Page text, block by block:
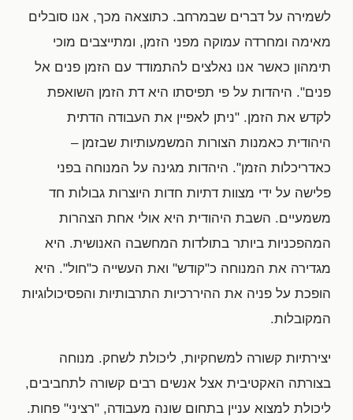
לשמירה על דברים שבמרחב. כתוצאה מכך, אנו סובלים
מאימה ומחרדה עמוקה מפני הזמן, ומתייצבים מוכי
תימהון כאשר אנו נאלצים להתמודד עם הזמן פנים אל
פנים". היהדות על פי תפיסתו היא דת הזמן השואפת
לקדש את הזמן. "ניתן לאפיין את העבודה הדתית
היהודית כאמנות הצורות המשמעותיות שבזמן –
כאדריכלות הזמן". היהדות מגינה על המנוחה בפני
פלישה על ידי מצוות דתיות חדות היוצרות גבולות חד
משמעיים. השבת היהודית היא אולי אחת הצהרות
המהפכניות ביותר בתולדות המחשבה האנושית. היא
מגדירה את המנוחה כ"קודש" ואת העשייה כ"חול". היא
הופכת על פניה את ההיררכיות התרבותיות והפסיכולוגיות
המקובלות.
יצירתיות קשורה למשחקיות, ליכולת לשחק. מנוחה
בצורתה האקטיבית אצל אנשים רבים קשורה לתחביבים,
ליכולת למצוא עניין בתחום שונה מעבודה, "רציני" פחות.